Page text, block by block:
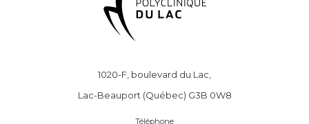
1020-F, boulevard du Lac,
Lac-Beauport (Québec) G3B 0W8
Téléphone